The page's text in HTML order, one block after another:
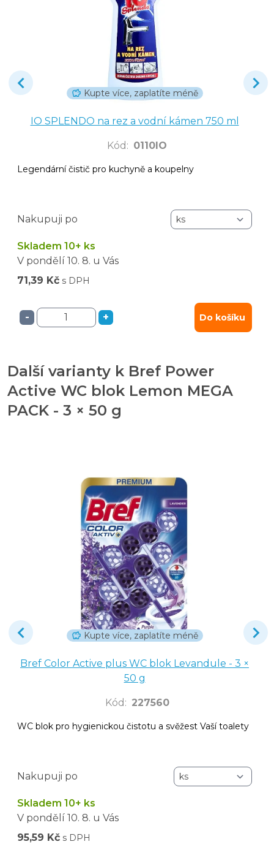
Kupte více, zaplatíte méně
IO SPLENDO na rez a vodní kámen 750 ml
Kód : 0110IO
Legendární čistič pro kuchyně a koupelny
Nakupuji po
Skladem 10+ ks
V pondělí 10. 8. u Vás
71,39 Kč s DPH
- + Do košíku
Další varianty k Bref Power
Active WC blok Lemon MEGA
PACK - 3 × 50 g
Kupte více, zaplatíte méně
Bref Color Active plus WC blok Levandule - 3 ×
50 g
Kód : 227560
WC blok pro hygienickou čistotu a svěžest Vaší toalety
Nakupuji po
Skladem 10+ ks
V pondělí 10. 8. u Vás
95,59 Kč s DPH